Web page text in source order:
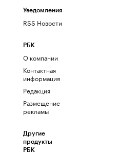
Уведомления
RSS Новости
РБК
О компании
Контактная
информация
Редакция
Размещение
рекламы
Другие
продукты
РБК